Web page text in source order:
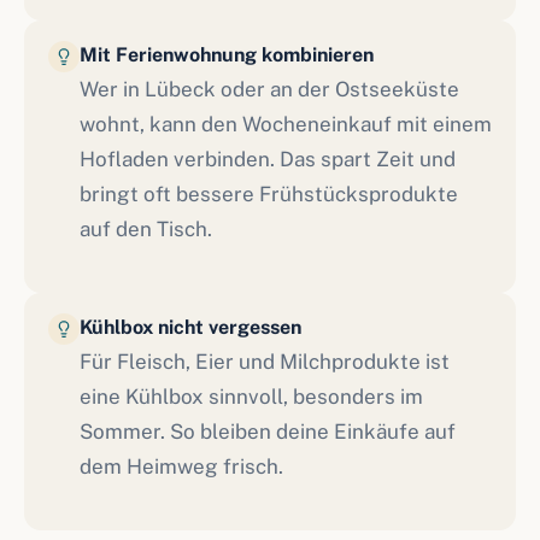
Mit Ferienwohnung kombinieren
Wer in Lübeck oder an der Ostseeküste
wohnt, kann den Wocheneinkauf mit einem
Hofladen verbinden. Das spart Zeit und
bringt oft bessere Frühstücksprodukte
auf den Tisch.
Kühlbox nicht vergessen
Für Fleisch, Eier und Milchprodukte ist
eine Kühlbox sinnvoll, besonders im
Sommer. So bleiben deine Einkäufe auf
dem Heimweg frisch.